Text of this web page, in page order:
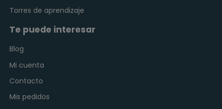
Torres de aprendizaje
Te puede interesar
Blog
Mi cuenta
Contacto
Mis pedidos